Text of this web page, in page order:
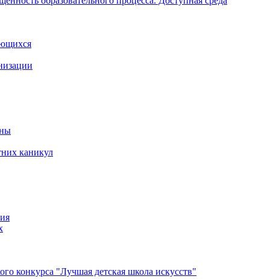
каникул
конкурса "Лучшая детская школа искусств"